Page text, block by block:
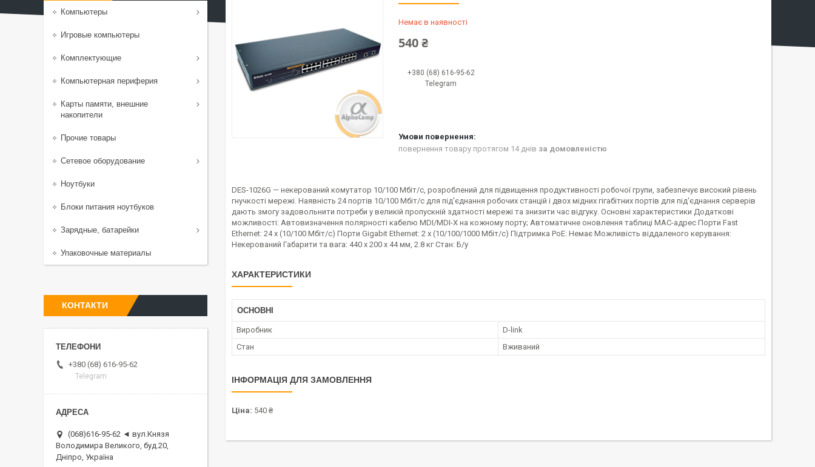
Немає в наявності
540 ₴
+380 (68) 616-95-62
Telegram
повернення товару протягом 14 днів за домовленістю
DES-1026G — некерований комутатор 10/100 Мбіт/с, розроблений для підвищення продуктивності робочої групи, забезпечує високий рівень
гнучкості мережі. Наявність 24 портів 10/100 Мбіт/с для під'єднання робочих станцій і двох мідних гігабітних портів для під'єднання серверів
дають змогу задовольнити потреби у великій пропускній здатності мережі та знизити час відгуку. Основні характеристики Додаткові
можливості: Автовизначення полярності кабелю MDI/MDI-X на кожному порту; Автоматичне оновлення таблиці MAC-адрес Порти Fast
Ethernet: 24 x (10/100 Мбіт/с) Порти Gigabit Ethernet: 2 x (10/100/1000 Мбіт/с) Підтримка PoE: Немає Можливість віддаленого керування:
Некерований Габарити та вага: 440 x 200 x 44 мм, 2.8 кг Стан: Б/у
ХАРАКТЕРИСТИКИ
ОСНОВНІ
Виробник
D-link
Стан
Вживаний
ІНФОРМАЦІЯ ДЛЯ ЗАМОВЛЕННЯ
Ціна: 540 ₴
Компьютеры
Игровые компьютеры
Комплектующие
Компьютерная периферия
Карты памяти, внешние
накопители
Прочие товары
Сетевое оборудование
Ноутбуки
Блоки питания ноутбуков
Зарядные, батарейки
Упаковочные материалы
КОНТАКТИ
+380 (68) 616-95-62
Telegram
(068)616-95-62 ◄ вул.Князя
Володимира Великого, буд.20,
Дніпро, Україна